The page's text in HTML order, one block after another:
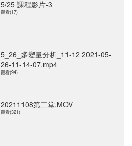
5/25 課程影片-3
觀看(17)
5_26_多變量分析_11-12 2021-05-
26-11-14-07.mp4
觀看(94)
20211108第二堂.MOV
觀看(321)